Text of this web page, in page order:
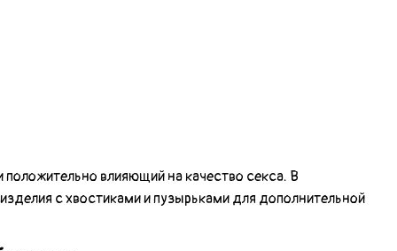
влияющий на качество секса. В
с хвостиками и пузырьками для дополнительной